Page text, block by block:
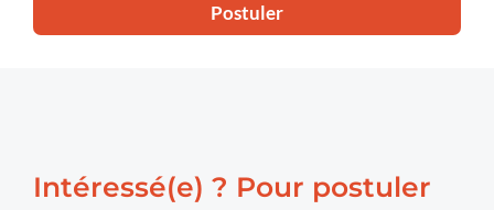
Postuler
Intéressé(e) ? Pour postuler